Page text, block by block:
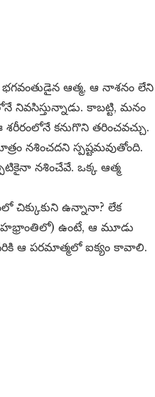
ఆత్మ, ఆ నాశనం లేని
నివసిస్తున్నాడు. కాబట్టి, మనం
కనుగొని తరించవచ్చు.
నశించదని స్పష్టమవుతోంది.
నశించేవే. ఒక్క ఆత్మ
చిక్కుకుని ఉన్నానా? లేక
ఉంటే, ఆ మూడు
ఆ పరమాత్మలో ఐక్యం కావాలి.